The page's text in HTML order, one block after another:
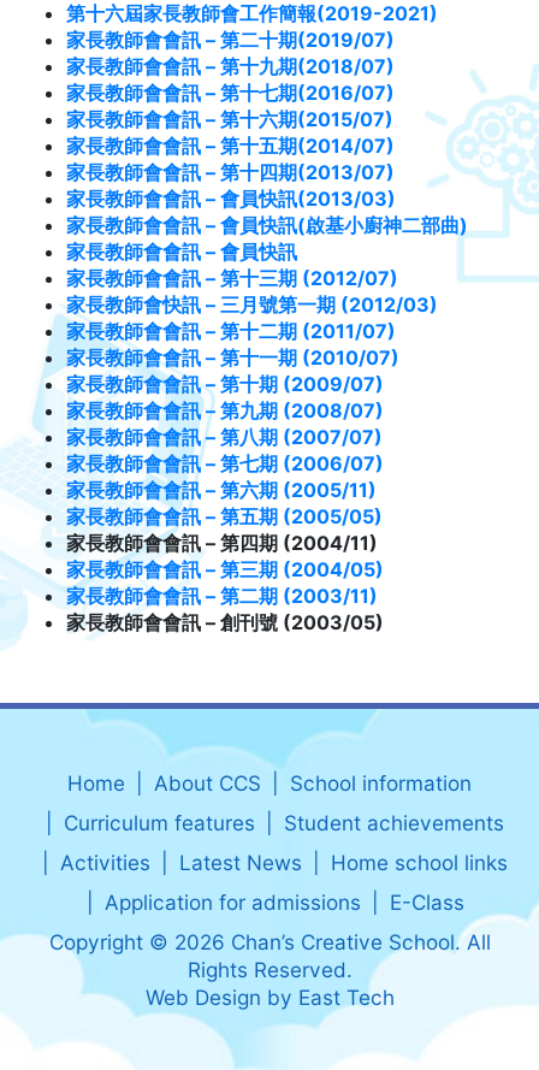
第十六屆家長教師會工作簡報(2019-2021)
家長教師會會訊 – 第二十期(2019/07)
家長教師會會訊 – 第十九期(2018/07)
家長教師會會訊 – 第十七期(2016/07)
家長教師會會訊 – 第十六期(2015/07)
家長教師會會訊 – 第十五期(2014/07)
家長教師會會訊 – 第十四期(2013/07)
家長教師會會訊 – 會員快訊(2013/03)
家長教師會會訊 – 會員快訊(啟基小廚神二部曲)
家長教師會會訊 – 會員快訊
家長教師會會訊 – 第十三期 (2012/07)
家長教師會快訊 – 三月號第一期 (2012/03)
家長教師會會訊 – 第十二期 (2011/07)
家長教師會會訊 – 第十一期 (2010/07)
家長教師會會訊 – 第十期 (2009/07)
家長教師會會訊 – 第九期 (2008/07)
家長教師會會訊 – 第八期 (2007/07)
家長教師會會訊 – 第七期 (2006/07)
家長教師會會訊 – 第六期 (2005/11)
家長教師會會訊 – 第五期 (2005/05)
家長教師會會訊 – 第四期 (2004/11)
家長教師會會訊 – 第三期 (2004/05)
家長教師會會訊 – 第二期 (2003/11)
家長教師會會訊 – 創刊號 (2003/05)
Home About CCS
School information
Curriculum features
Student achievements
Activities
Latest News
Home school links
Application for admissions
E-Class
Copyright © 2026 Chan’s Creative School. All
Rights Reserved.
Web Design by East Tech